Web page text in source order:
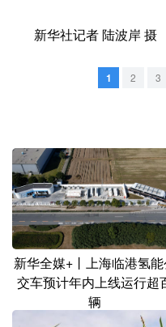
地方频道
天津
浙江 安徽
山东 河南
广东 广西
四川 贵州
陕西 甘肃
内蒙古
新华社记者 陆波岸 摄
1 2 3
新华全媒+丨上海临港氢
交车预计年内上线运行超
辆